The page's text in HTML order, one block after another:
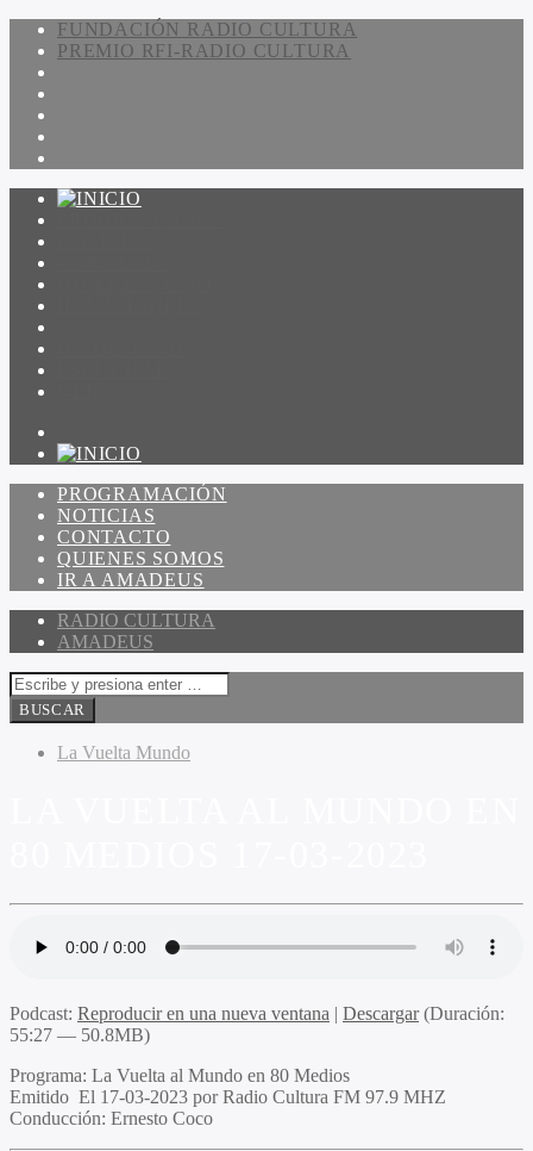
FUNDACIÓN RADIO CULTURA
PREMIO RFI-RADIO CULTURA
PROGRAMACIÓN
NOTICIAS
CONTACTO
QUIENES SOMOS
IR A AMADEUS
RADIO CULTURA
AMADEUS
La Vuelta Mundo
Podcast: Reproducir en una nueva ventana | Descargar(Duración:
55:27 — 50.8MB)
Programa: La Vuelta al Mundo en 80 Medios
Emitido El 17-03-2023 por Radio Cultura FM 97.9 MHZ
Conducción: Ernesto Coco